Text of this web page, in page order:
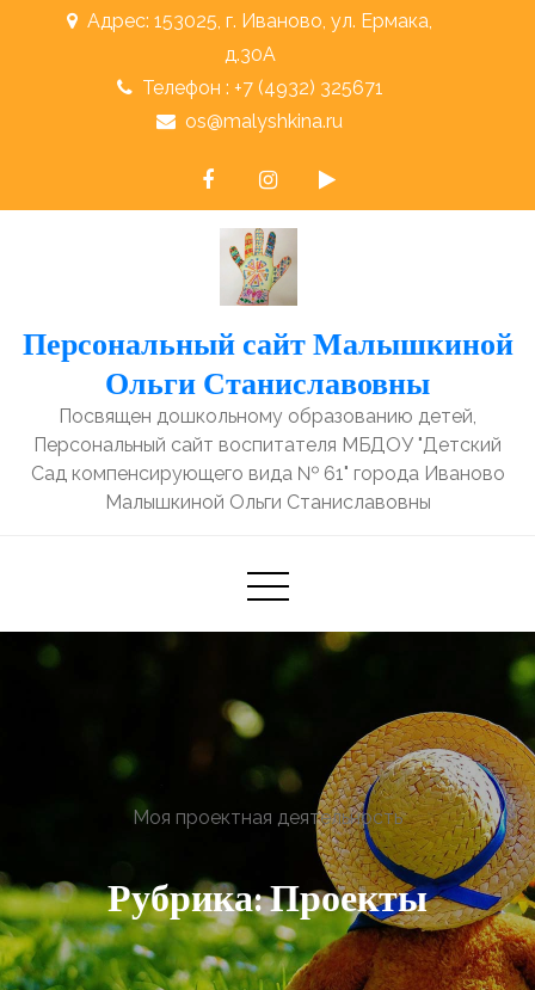
Перейти
содержимому
Адрес: 153025, г. Иваново, ул. Ермака,
д.30А
Телефон : +7 (4932) 325671
os@malyshkina.ru
Персональный сайт Малышкиной
Ольги Станиславовны
Посвящен дошкольному образованию детей,
Персональный сайт воспитателя МБДОУ "Детский
Сад компенсирующего вида № 61" города Иваново
Малышкиной Ольги Станиславовны
Моя проектная деятельность
Рубрика:Проекты